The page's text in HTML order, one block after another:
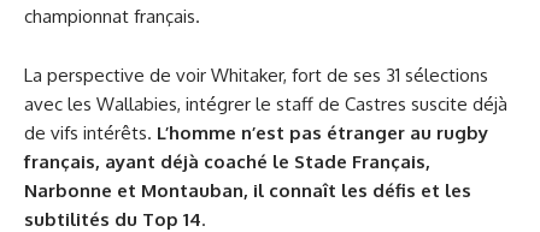
championnat français.
La perspective de voir Whitaker, fort de ses 31 sélections
avec les Wallabies, intégrer le staff de Castres suscite déjà
de vifs intérêts. L’homme n’est pas étranger au rugby
français, ayant déjà coaché le Stade Français,
Narbonne et Montauban, il connaît les défis et les
subtilités du Top 14.